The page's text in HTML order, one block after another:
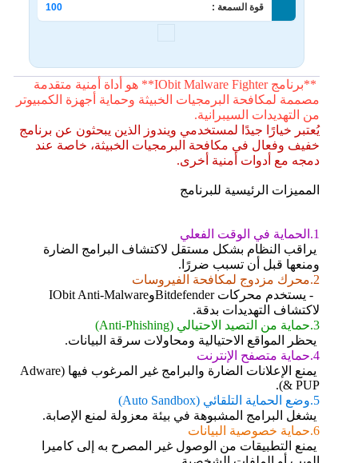
قوة السمعة : 100
**برنامج IObit Malware Fighter** هو أداة أمنية متقدمة
مصممة لمكافحة البرمجيات الخبيثة وحماية أجهزة الكمبيوتر
من التهديدات السيبرانية.
يُعتبر خيارًا جيدًا لمستخدمي ويندوز الذين يبحثون عن برنامج
خفيف وفعال في مكافحة البرمجيات الخبيثة، خاصة عند
دمجه مع أدوات أمنية أخرى.
المميزات الرئيسية للبرنامج
1.الحماية في الوقت الفعلي
يراقب النظام بشكل مستقل لاكتشاف البرامج الضارة
ومنعها قبل أن تسبب ضررًا.
2.محرك مزدوج لمكافحة الفيروسات
- يستخدم محركات BitdefenderوIObit Anti-Malware
لاكتشاف التهديدات بدقة.
3.حماية من التصيد الاحتيالي (Anti-Phishing)
يحظر المواقع الاحتيالية ومحاولات سرقة البيانات.
4.حماية متصفح الإنترنت
يمنع الإعلانات الضارة والبرامج غير المرغوب فيها (Adware
& PUP).
5.وضع الحماية التلقائي (Auto Sandbox)
يشغل البرامج المشبوهة في بيئة معزولة لمنع الإصابة.
6.حماية خصوصية البيانات
يمنع التطبيقات من الوصول غير المصرح به إلى كاميرا